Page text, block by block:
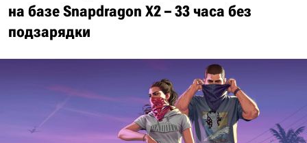
на базе Snapdragon X2 – 33 часа без
подзарядки